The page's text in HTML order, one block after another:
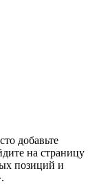
добавьте
на страницу
позиций и